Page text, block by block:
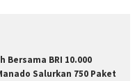
Bersama BRI 10.000
Salurkan 750 Paket